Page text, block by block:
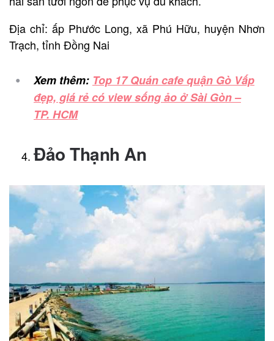
Địa chỉ: ấp Phước Long, xã Phú Hữu, huyện Nhơn
Trạch, tỉnh Đồng Nai
Xem thêm: Top 17 Quán cafe quận Gò Vấp
đẹp, giá rẻ có view sống ảo ở Sài Gòn –
TP. HCM
Đảo Thạnh An